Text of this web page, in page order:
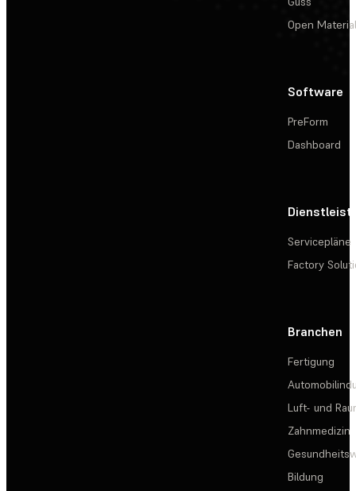
Open
Software
PreForm
Dashboard
Servicepläne
Factory
Branchen
Fertigung
Luft- und
Zahnmedizin
Bildung